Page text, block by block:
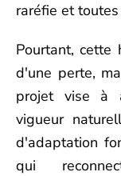
raréfie et
Pourtant, cette
d'une perte,
projet vise à
vigueur
d'adaptation
qui